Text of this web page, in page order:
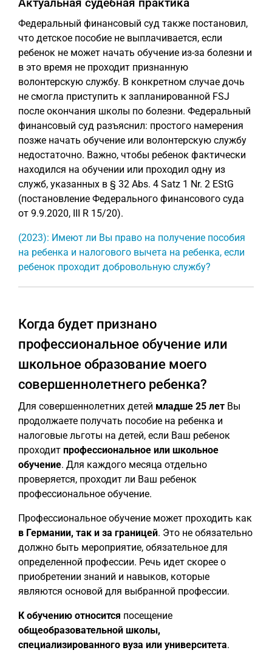
Федеральный финансовый суд также постановил,
что детское пособие не выплачивается, если
ребенок не может начать обучение из-за болезни и
в это время не проходит признанную
волонтерскую службу. В конкретном случае дочь
не смогла приступить к запланированной FSJ
после окончания школы по болезни. Федеральный
финансовый суд разъяснил: простого намерения
позже начать обучение или волонтерскую службу
недостаточно. Важно, чтобы ребенок фактически
находился на обучении или проходил одну из
служб, указанных в § 32 Abs. 4 Satz 1 Nr. 2 EStG
(постановление Федерального финансового суда
от 9.9.2020, III R 15/20).
(2023): Имеют ли Вы право на получение пособия
на ребенка и налогового вычета на ребенка, если
ребенок проходит добровольную службу?
Когда будет признано
профессиональное обучение или
школьное образование моего
совершеннолетнего ребенка?
Для совершеннолетних детей младше 25 лет Вы
продолжаете получать пособие на ребенка и
налоговые льготы на детей, если Ваш ребенок
проходит профессиональное или школьное
обучение. Для каждого месяца отдельно
проверяется, проходит ли Ваш ребенок
профессиональное обучение.
Профессиональное обучение может проходить как
в Германии, так и за границей. Это не обязательно
должно быть мероприятие, обязательное для
определенной профессии. Речь идет скорее о
приобретении знаний и навыков, которые
являются основой для выбранной профессии.
К обучению относится посещение
общеобразовательной школы,
специализированного вуза или университета.